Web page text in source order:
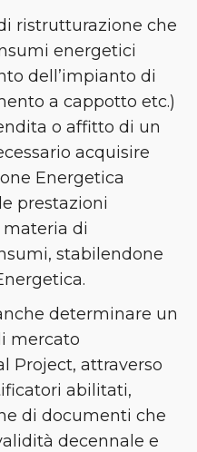
ristrutturazione che
energetici
dell’impianto di
a cappotto etc.)
o affitto di un
acquisire
Energetica
prestazioni
di
stabilendone
determinare un
mercato
Project, attraverso
abilitati,
di documenti che
decennale e